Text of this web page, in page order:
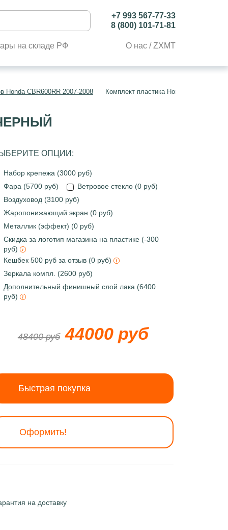
+7 993 567-77-33
8 (800) 101-71-81
на складе РФ О нас / ZXMT
Honda CBR600RR 2007-2008 Комплект пластика Honda CBR600RR
ОПЦИИ:
Набор крепежа (3000 руб)
Фара (5700 руб)
Ветровое стекло (0 руб)
Воздуховод (3100 руб)
Жаропонижающий экран (0 руб)
Металлик (эффект) (0 руб)
Скидка за логотип магазина на пластике (-300
руб)
Кешбек 500 руб за отзыв (0 руб)
Зеркала компл. (2600 руб)
Дополнительный финишный слой лака (6400
руб)
48400 руб 44000 руб
Быстрая покупка
Оформить!
на доставку